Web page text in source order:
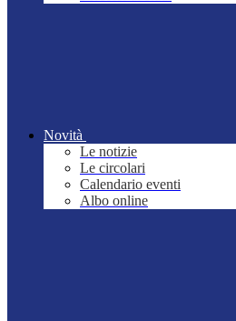
Novità
Le notizie
Le circolari
Calendario eventi
Albo online